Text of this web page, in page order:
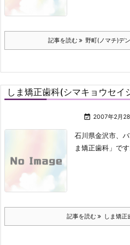
記事を読む 野町(ノマチ)デ
しま矯正歯科(シマキョウセイ
 2007年2月
石川県金沢市、
ま矯正歯科」です
記事を読む しま矯正